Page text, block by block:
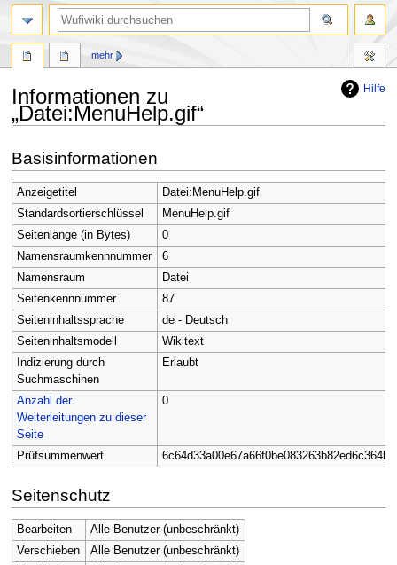
Hilfe
Informationen zu
„Datei:MenuHelp.gif“
Navigation
springen
Suche
springen
Basisinformationen
Anzeigetitel
Datei:MenuHelp.gif
Standardsortierschlüssel
MenuHelp.gif
Seitenlänge (in Bytes)
0
Namensraumkennnummer
6
Namensraum
Datei
Seitenkennnummer
87
Seiteninhaltssprache
de - Deutsch
Seiteninhaltsmodell
Wikitext
Indizierung durch
Suchmaschinen
Erlaubt
Anzahl der
Weiterleitungen zu dieser
Seite
0
Prüfsummenwert
Seitenschutz
Bearbeiten
Alle Benutzer (unbeschränkt)
Verschieben
Alle Benutzer (unbeschränkt)
mehr
Suche